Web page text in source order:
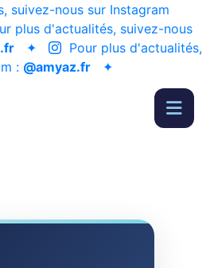
suivez-nous sur Instagram
plus d'actualités, suivez-nous
✦
Pour plus d'actualités,
: @amyaz.fr ✦